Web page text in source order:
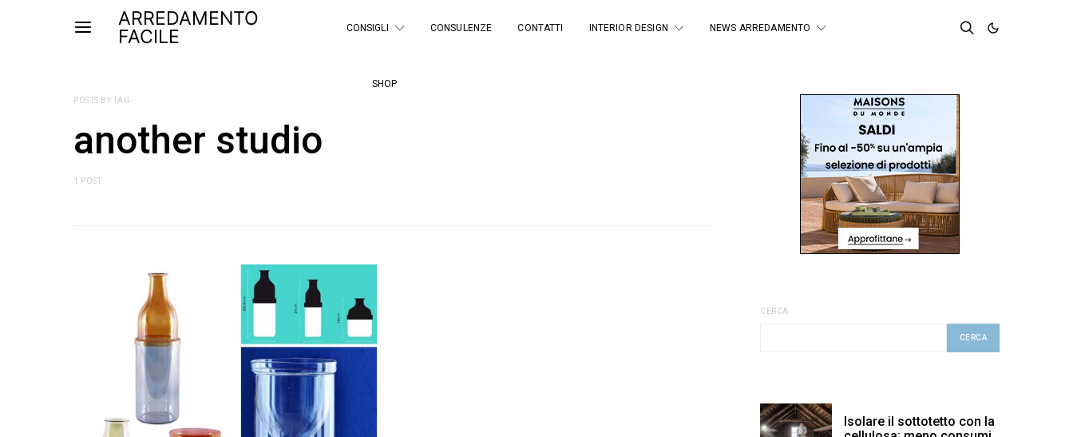
ARREDAMENTO
FACILE
CONSIGLI CONSULENZE CONTATTI INTERIOR DESIGN NEWS ARREDAMENTO
SHOP
POSTS BY TAG
another studio
1 POST
CERCA
CERCA
Isolare il sottotetto con la